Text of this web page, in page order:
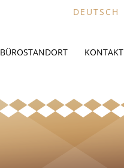
DEUTSCH
BÜROSTANDORT KONTAKT